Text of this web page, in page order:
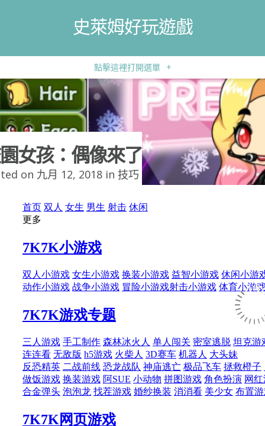
史萊姆好玩遊戲
點擊這裡打開選單 +
女孩：偶像來了
on 九月 12, 2018 in 技巧